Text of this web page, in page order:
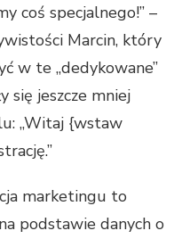
coś specjalnego!” –
Marcin, który
w te „dedykowane”
się jeszcze mniej
„Witaj {wstaw
marketingu to
podstawie danych o